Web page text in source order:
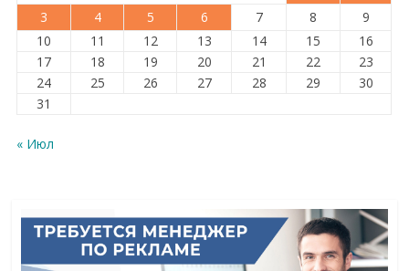
3
4 5 6 7 8
9
10
11 12 13 14 15
16
17
18 19 20 21 22
23
24
25 26 27 28 29
30
31
« Июл